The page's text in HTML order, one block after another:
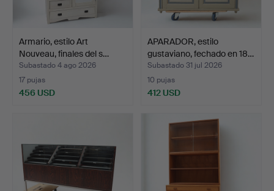
Armario, estilo Art
Nouveau, finales del s…
Subastado 4 ago 2026
17 pujas
456 USD
APARADOR, estilo
gustaviano, fechado en 18…
Subastado 31 jul 2026
10 pujas
412 USD